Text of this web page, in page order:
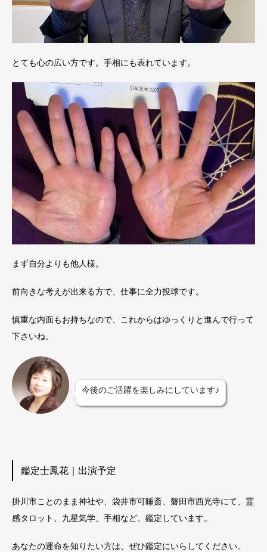
とても心の広い方です。手相にも表れています。
まず自分よりも他人様。
前向きな考えが出来る方で、仕事に全力投球です。
慎重な内面もお持ちなので、これからはゆっくりと進んで行って
下さいね。
今後のご活躍を楽しみにしています♪
鑑定士鳳花｜出演予定
掛川市ことのまま神社や、袋井市可睡斎、磐田市西光寺にて、霊
感タロット、九星気学、手相など、鑑定しています。
あなたの運命を知りたい方は、ぜひ鑑定にいらしてください。